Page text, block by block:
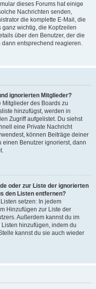
dieses Forums hat einige
Nachrichten senden,
die komplette E-Mail, die
wichtig, die Kopfzeilen
über den Benutzer, der die
dann entsprechend reagieren.
ignorierten Mitglieder?
Mitglieder des Boards zu
hinzufügst, werden in
Zugriff aufgelistet. Du siehst
eine Private Nachricht
können Beiträge deiner
einen Benutzer ignorierst, dann
oder zur Liste der ignorierten
den Listen entfernen?
setzen: In jedem
Hinzufügen zur Liste der
Außerdem kannst du im
hinzufügen, indem du
kannst du sie auch wieder